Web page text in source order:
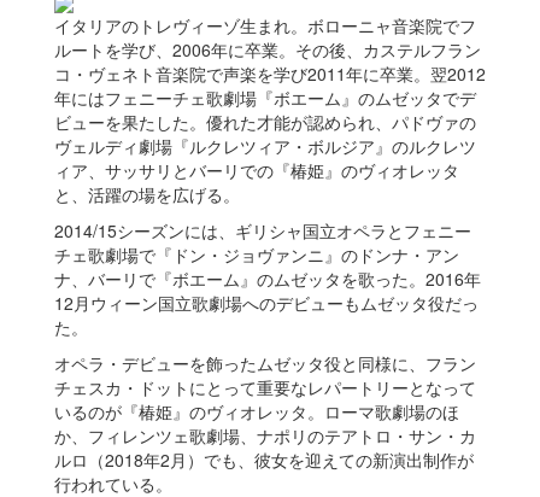
イタリアのトレヴィーゾ生まれ。ボローニャ音楽院でフ
ルートを学び、2006年に卒業。その後、カステルフラン
コ・ヴェネト音楽院で声楽を学び2011年に卒業。翌2012
年にはフェニーチェ歌劇場『ボエーム』のムゼッタでデ
ビューを果たした。優れた才能が認められ、パドヴァの
ヴェルディ劇場『ルクレツィア・ボルジア』のルクレツ
ィア、サッサリとバーリでの『椿姫』のヴィオレッタ
と、活躍の場を広げる。
2014/15シーズンには、ギリシャ国立オペラとフェニー
チェ歌劇場で『ドン・ジョヴァンニ』のドンナ・アン
ナ、バーリで『ボエーム』のムゼッタを歌った。2016年
12月ウィーン国立歌劇場へのデビューもムゼッタ役だっ
た。
オペラ・デビューを飾ったムゼッタ役と同様に、フラン
チェスカ・ドットにとって重要なレパートリーとなって
いるのが『椿姫』のヴィオレッタ。ローマ歌劇場のほ
か、フィレンツェ歌劇場、ナポリのテアトロ・サン・カ
ルロ（2018年2月）でも、彼女を迎えての新演出制作が
行われている。